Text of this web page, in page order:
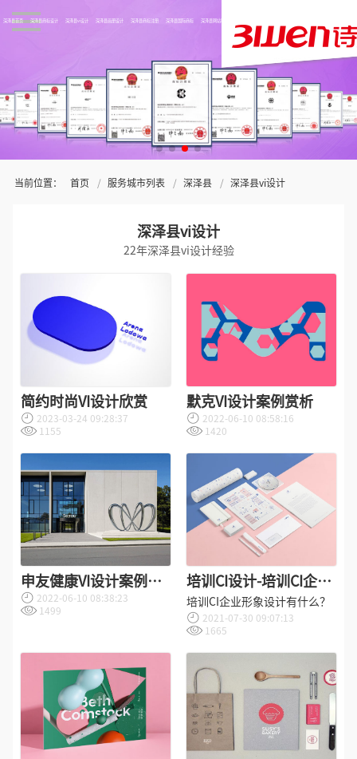
深泽县首页 深泽县商标设计 深泽县vi设计 深泽县画册设计 深泽县商标注册 深泽县国际商标 深泽县网站制作
当前位置： 首页 服务城市列表 深泽县 深泽县vi设计
深泽县vi设计
22年深泽县vi设计经验
简约时尚VI设计欣赏
2023-03-24 09:28:37
1155
默克VI设计案例赏析
2022-06-10 08:58:16
1420
申友健康VI设计案例赏
析 2022-06-10 08:38:23
1499
培训CI设计-培训CI企业
形象设计的内容包括什
么？
培训CI企业形象设计有什么？
2021-07-30 09:07:13
1665